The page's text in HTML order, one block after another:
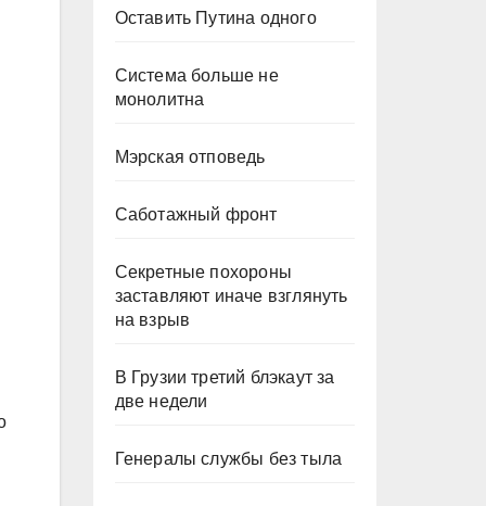
Оставить Путина одного
Система больше не
монолитна
Мэрская отповедь
Саботажный фронт
Секретные похороны
заставляют иначе взглянуть
на взрыв
В Грузии третий блэкаут за
две недели
Генералы службы без тыла